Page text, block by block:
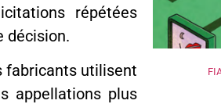
répétées
décision.
fabricants utilisent
appellations plus